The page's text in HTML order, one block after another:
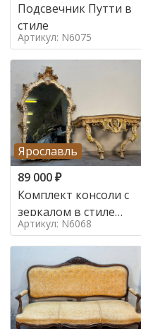
Подсвечник Путти в
стиле
Артикул: N6075
Ярославль
89 000₽
Комплект консоли с
зеркалом в стиле
ренессанс,
Артикул: N6068